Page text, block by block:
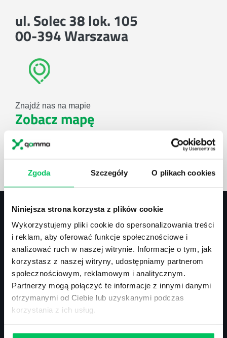
Zgoda Szczegóły O plikach cookies
Niniejsza strona korzysta z plików cookie
Wykorzystujemy pliki cookie do spersonalizowania treści
i reklam, aby oferować funkcje społecznościowe i
analizować ruch w naszej witrynie. Informacje o tym, jak
korzystasz z naszej witryny, udostępniamy partnerom
społecznościowym, reklamowym i analitycznym.
Partnerzy mogą połączyć te informacje z innymi danymi
otrzymanymi od Ciebie lub uzyskanymi podczas
korzystania z ich usług.
ul. Solec 38 lok. 105
00-394 Warszawa
Znajdź nas na mapie
Zobacz mapę
ZAPYTAJ O NASZE ROZWIĄZANIA
Kontakt
tel.: 505 273 550
00-394 Warszawa